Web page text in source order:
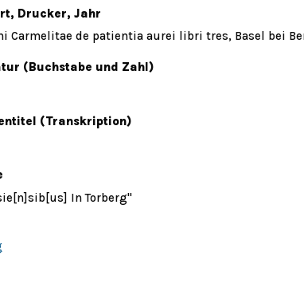
Drucker, Jahr
Carmelitae de patientia aurei libri tres, Basel bei
(Buchstabe und Zahl)
(Transkription)
In Torberg"